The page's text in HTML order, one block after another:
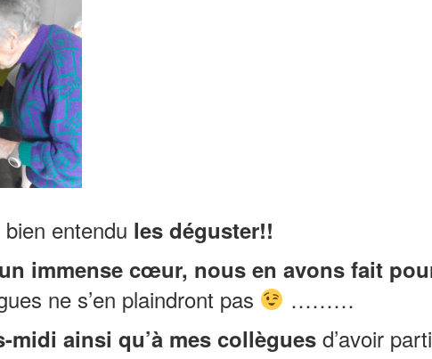
entendu les déguster!!
immense cœur, nous en avons fait
ne s’en plaindront pas ………
ainsi qu’à mes collèguesd’avoir